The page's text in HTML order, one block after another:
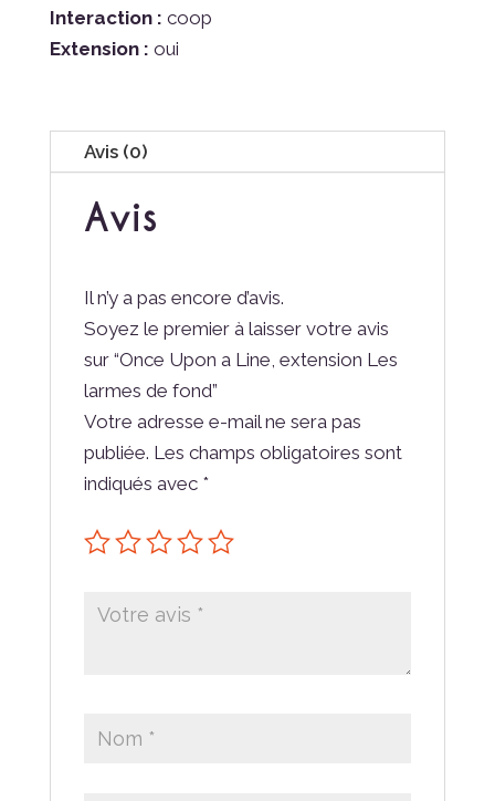
Interaction : coop
Extension : oui
Avis (0)
Avis
Il n’y a pas encore d’avis.
Soyez le premier à laisser votre avis
sur “Once Upon a Line, extension Les
larmes de fond”
Votre adresse e-mail ne sera pas
publiée. Les champs obligatoires sont
indiqués avec *